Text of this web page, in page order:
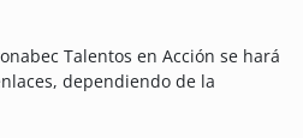
Talentos en Acción se hará
dependiendo de la